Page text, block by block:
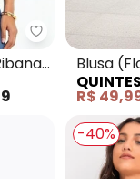
Quintess -
Blusa
Crepe
R$
-40%